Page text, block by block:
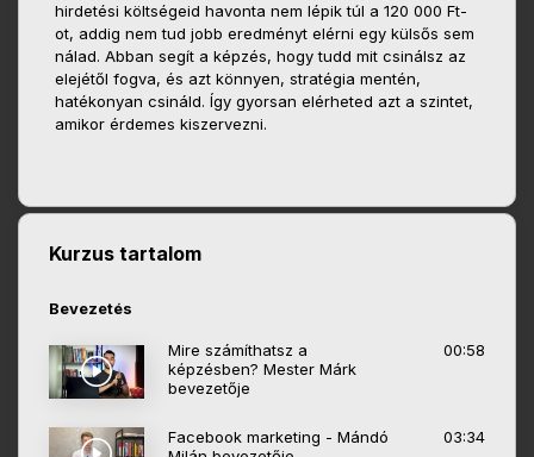
hirdetési költségeid havonta nem lépik túl a 120 000 Ft-
ot, addig nem tud jobb eredményt elérni egy külsős sem
nálad. Abban segít a képzés, hogy tudd mit csinálsz az
elejétől fogva, és azt könnyen, stratégia mentén,
hatékonyan csináld. Így gyorsan elérheted azt a szintet,
amikor érdemes kiszervezni.
Kurzus tartalom
Bevezetés
Mire számíthatsz a
képzésben? Mester Márk
bevezetője
00:58
Facebook marketing - Mándó
03:34